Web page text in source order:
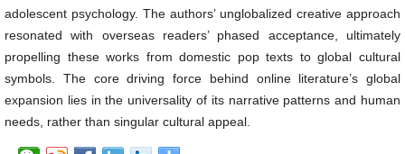
adolescent psychology. The authors’ unglobalized creative approach
resonated with overseas readers’ phased acceptance, ultimately
propelling these works from domestic pop texts to global cultural
symbols. The core driving force behind online literature’s global
expansion lies in the universality of its narrative patterns and human
needs, rather than singular cultural appeal.